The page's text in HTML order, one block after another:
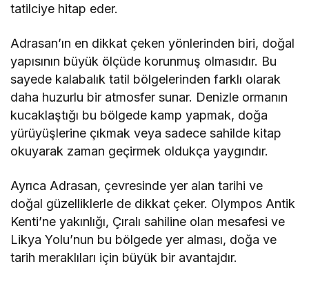
tatilciye hitap eder.
Adrasan’ın en dikkat çeken yönlerinden biri, doğal
yapısının büyük ölçüde korunmuş olmasıdır. Bu
sayede kalabalık tatil bölgelerinden farklı olarak
daha huzurlu bir atmosfer sunar. Denizle ormanın
kucaklaştığı bu bölgede kamp yapmak, doğa
yürüyüşlerine çıkmak veya sadece sahilde kitap
okuyarak zaman geçirmek oldukça yaygındır.
Ayrıca Adrasan, çevresinde yer alan tarihi ve
doğal güzelliklerle de dikkat çeker. Olympos Antik
Kenti’ne yakınlığı, Çıralı sahiline olan mesafesi ve
Likya Yolu’nun bu bölgede yer alması, doğa ve
tarih meraklıları için büyük bir avantajdır.